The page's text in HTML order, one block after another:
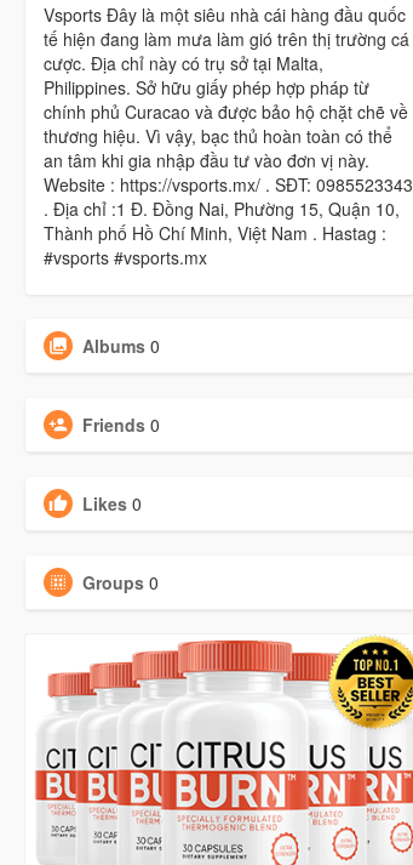
Vsports Đây là một siêu nhà cái hàng đầu quốc
tế hiện đang làm mưa làm gió trên thị trường cá
cược. Địa chỉ này có trụ sở tại Malta,
Philippines. Sở hữu giấy phép hợp pháp từ
chính phủ Curacao và được bảo hộ chặt chẽ về
thương hiệu. Vì vậy, bạc thủ hoàn toàn có thể
an tâm khi gia nhập đầu tư vào đơn vị này.
Website : https://vsports.mx/ . SĐT: 0985523343
. Địa chỉ :1 Đ. Đồng Nai, Phường 15, Quận 10,
Thành phố Hồ Chí Minh, Việt Nam . Hastag :
#vsports #vsports.mx
Albums 0
Friends 0
Likes 0
Groups 0